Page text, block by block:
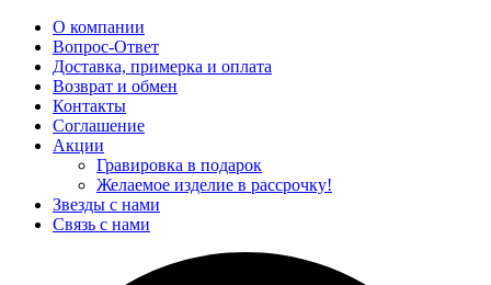
О компании
Вопрос-Ответ
Доставка, примерка и оплата
Возврат и обмен
Контакты
Соглашение
Акции
Гравировка в подарок
Желаемое изделие в рассрочку!
Звезды с нами
Связь с нами